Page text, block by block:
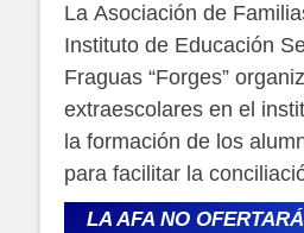
La Asociación de
Instituto de Educación
Fraguas “Forges”
extraescolares en el
la formación de los
para facilitar la
LA AFA NO